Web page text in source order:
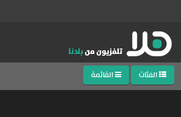
الفئات القائمة